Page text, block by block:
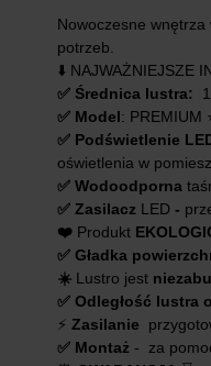
Nowoczesne wnętrza
potrzeb.
⬇️ NAJWAŻNIEJSZE
✅ Średnica lustra:
✅ Model: PREMIUM
✅ Podświetlenie
oświetlenia w
✅ Wodoodporna
✅ Zasilacz LED -
❤️ Produkt
✅ Gładka
☀️ Lustro jest
✅ Odległość lustra
⚡️ Zasilanie
✅ Montaż - za